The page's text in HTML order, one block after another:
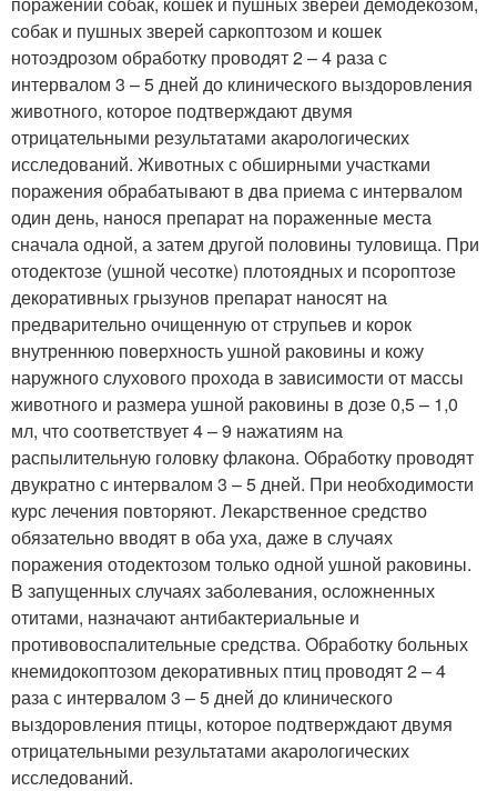
собак и пушных зверей саркоптозом и кошек
нотоэдрозом обработку проводят 2 – 4 раза с
интервалом 3 – 5 дней до клинического выздоровления
животного, которое подтверждают двумя
отрицательными результатами акарологических
исследований. Животных с обширными участками
поражения обрабатывают в два приема с интервалом
один день, нанося препарат на пораженные места
сначала одной, а затем другой половины туловища. При
отодектозе (ушной чесотке) плотоядных и псороптозе
декоративных грызунов препарат наносят на
предварительно очищенную от струпьев и корок
внутреннюю поверхность ушной раковины и кожу
наружного слухового прохода в зависимости от массы
животного и размера ушной раковины в дозе 0,5 – 1,0
мл, что соответствует 4 – 9 нажатиям на
распылительную головку флакона. Обработку проводят
двукратно с интервалом 3 – 5 дней. При необходимости
курс лечения повторяют. Лекарственное средство
обязательно вводят в оба уха, даже в случаях
поражения отодектозом только одной ушной раковины.
В запущенных случаях заболевания, осложненных
отитами, назначают антибактериальные и
противовоспалительные средства. Обработку больных
кнемидокоптозом декоративных птиц проводят 2 – 4
раза с интервалом 3 – 5 дней до клинического
выздоровления птицы, которое подтверждают двумя
отрицательными результатами акарологических
исследований.